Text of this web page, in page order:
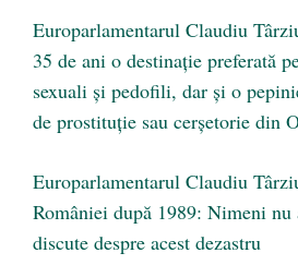
Europarlamentarul Claudiu
35 de ani o destinație preferată
sexuali și pedofili, dar și o
de prostituție sau cerșetorie din
Europarlamentarul Claudiu
României după 1989: Nimeni nu
discute despre acest dezastru